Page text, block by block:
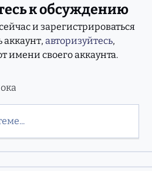
к обсуждению
и зарегистрироваться
аккаунт,авторизуйтесь,
имени своего аккаунта.